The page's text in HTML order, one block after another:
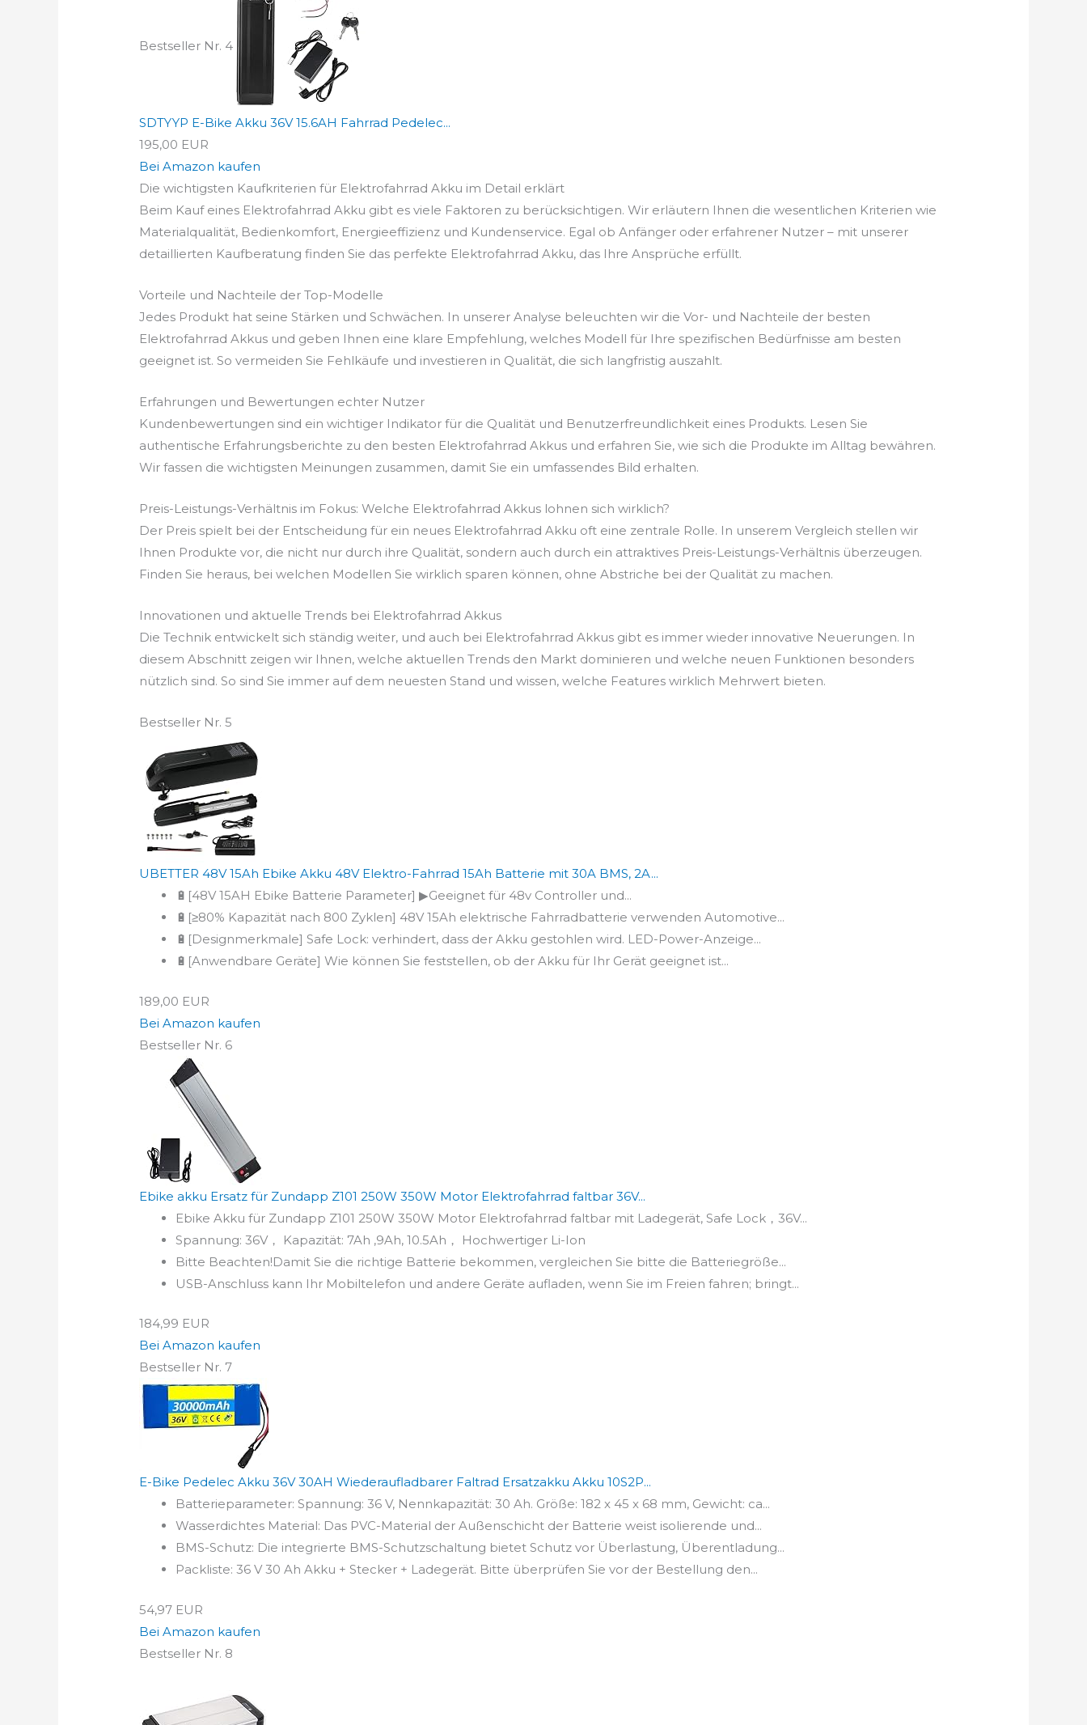
Bestseller Nr. 4
SDTYYP E-Bike Akku 36V 15.6AH Fahrrad Pedelec...
195,00 EUR
Bei Amazon kaufen
Die wichtigsten Kaufkriterien für Elektrofahrrad Akku im Detail erklärt
Beim Kauf eines Elektrofahrrad Akku gibt es viele Faktoren zu berücksichtigen. Wir erläutern Ihnen die wesentlichen Kriterien wie
Materialqualität, Bedienkomfort, Energieeffizienz und Kundenservice. Egal ob Anfänger oder erfahrener Nutzer – mit unserer
detaillierten Kaufberatung finden Sie das perfekte Elektrofahrrad Akku, das Ihre Ansprüche erfüllt.
Vorteile und Nachteile der Top-Modelle
Jedes Produkt hat seine Stärken und Schwächen. In unserer Analyse beleuchten wir die Vor- und Nachteile der besten
Elektrofahrrad Akkus und geben Ihnen eine klare Empfehlung, welches Modell für Ihre spezifischen Bedürfnisse am besten
geeignet ist. So vermeiden Sie Fehlkäufe und investieren in Qualität, die sich langfristig auszahlt.
Erfahrungen und Bewertungen echter Nutzer
Kundenbewertungen sind ein wichtiger Indikator für die Qualität und Benutzerfreundlichkeit eines Produkts. Lesen Sie
authentische Erfahrungsberichte zu den besten Elektrofahrrad Akkus und erfahren Sie, wie sich die Produkte im Alltag bewähren.
Wir fassen die wichtigsten Meinungen zusammen, damit Sie ein umfassendes Bild erhalten.
Preis-Leistungs-Verhältnis im Fokus: Welche Elektrofahrrad Akkus lohnen sich wirklich?
Der Preis spielt bei der Entscheidung für ein neues Elektrofahrrad Akku oft eine zentrale Rolle. In unserem Vergleich stellen wir
Ihnen Produkte vor, die nicht nur durch ihre Qualität, sondern auch durch ein attraktives Preis-Leistungs-Verhältnis überzeugen.
Finden Sie heraus, bei welchen Modellen Sie wirklich sparen können, ohne Abstriche bei der Qualität zu machen.
Innovationen und aktuelle Trends bei Elektrofahrrad Akkus
Die Technik entwickelt sich ständig weiter, und auch bei Elektrofahrrad Akkus gibt es immer wieder innovative Neuerungen. In
diesem Abschnitt zeigen wir Ihnen, welche aktuellen Trends den Markt dominieren und welche neuen Funktionen besonders
nützlich sind. So sind Sie immer auf dem neuesten Stand und wissen, welche Features wirklich Mehrwert bieten.
Bestseller Nr. 5
UBETTER 48V 15Ah Ebike Akku 48V Elektro-Fahrrad 15Ah Batterie mit 30A BMS, 2A...
🔋[48V 15AH Ebike Batterie Parameter] ▶Geeignet für 48v Controller und...
🔋[≥80% Kapazität nach 800 Zyklen] 48V 15Ah elektrische Fahrradbatterie verwenden Automotive...
🔋[Designmerkmale] Safe Lock: verhindert, dass der Akku gestohlen wird. LED-Power-Anzeige...
🔋[Anwendbare Geräte] Wie können Sie feststellen, ob der Akku für Ihr Gerät geeignet ist...
189,00 EUR
Bei Amazon kaufen
Bestseller Nr. 6
Ebike akku Ersatz für Zundapp Z101 250W 350W Motor Elektrofahrrad faltbar 36V...
Ebike Akku für Zundapp Z101 250W 350W Motor Elektrofahrrad faltbar mit Ladegerät, Safe Lock，36V...
Spannung: 36V， Kapazität: 7Ah ,9Ah, 10.5Ah， Hochwertiger Li-Ion
Bitte Beachten!Damit Sie die richtige Batterie bekommen, vergleichen Sie bitte die Batteriegröße...
USB-Anschluss kann Ihr Mobiltelefon und andere Geräte aufladen, wenn Sie im Freien fahren; bringt...
184,99 EUR
Bei Amazon kaufen
Bestseller Nr. 7
E-Bike Pedelec Akku 36V 30AH Wiederaufladbarer Faltrad Ersatzakku Akku 10S2P...
Batterieparameter: Spannung: 36 V, Nennkapazität: 30 Ah. Größe: 182 x 45 x 68 mm, Gewicht: ca...
Wasserdichtes Material: Das PVC-Material der Außenschicht der Batterie weist isolierende und...
BMS-Schutz: Die integrierte BMS-Schutzschaltung bietet Schutz vor Überlastung, Überentladung...
Packliste: 36 V 30 Ah Akku + Stecker + Ladegerät. Bitte überprüfen Sie vor der Bestellung den...
54,97 EUR
Bei Amazon kaufen
Bestseller Nr. 8